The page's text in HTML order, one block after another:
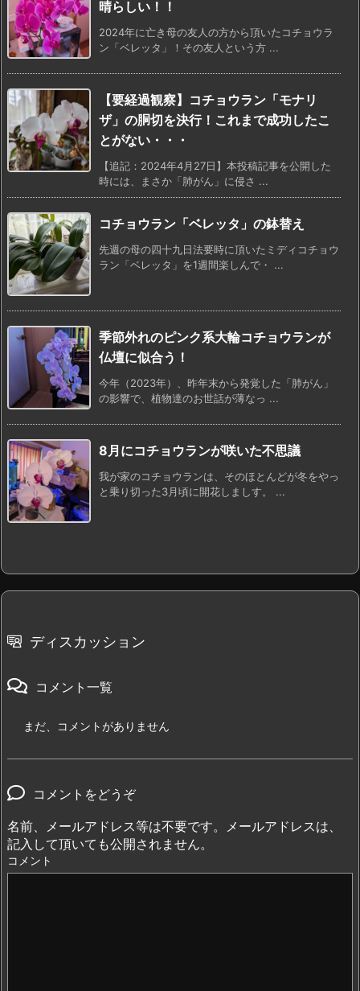
晴らしい！！
2024年に亡き母の友人の方から頂いたコチョウラ
ン「ベレッタ」！その友人という方 ...
【要経過観察】コチョウラン「モナリ
ザ」の胴切を決行！これまで成功したこ
とがない・・・
【追記：2024年4月27日】本投稿記事を公開した
時には、まさか「肺がん」に侵さ ...
コチョウラン「ベレッタ」の鉢替え
先週の母の四十九日法要時に頂いたミディコチョウ
ラン「ベレッタ」を1週間楽しんで・ ...
季節外れのピンク系大輪コチョウランが
仏壇に似合う！
今年（2023年）、昨年末から発覚した「肺がん」
の影響で、植物達のお世話が薄なっ ...
8月にコチョウランが咲いた不思議
我が家のコチョウランは、そのほとんどが冬をやっ
と乗り切った3月頃に開花しましす。 ...
ディスカッション
コメント一覧
まだ、コメントがありません
コメントをどうぞ
名前、メールアドレス等は不要です。メールアドレスは、
記入して頂いても公開されません。
コメント